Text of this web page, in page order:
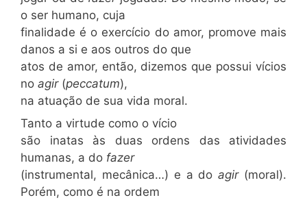
o ser humano, cuja
finalidade é o exercício do amor, promove mais
danos a si e aos outros do que
atos de amor, então, dizemos que possui vícios
no agir (peccatum),
na atuação de sua vida moral.
Tanto a virtude como o vício
são inatas às duas ordens das atividades
humanas, a do fazer
(instrumental, mecânica…) e a doagir(moral).
Porém, como é na ordem